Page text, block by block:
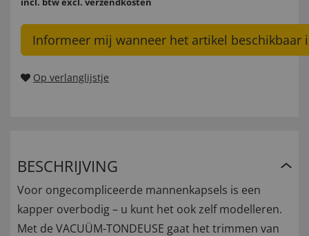
Informeer mij wanneer het artikel beschikbaar
Op verlanglijstje
BESCHRIJVING
Voor ongecompliceerde mannenkapsels is een
kapper overbodig – u kunt het ook zelf modelleren.
Met de VACUÜM-TONDEUSE gaat het trimmen van